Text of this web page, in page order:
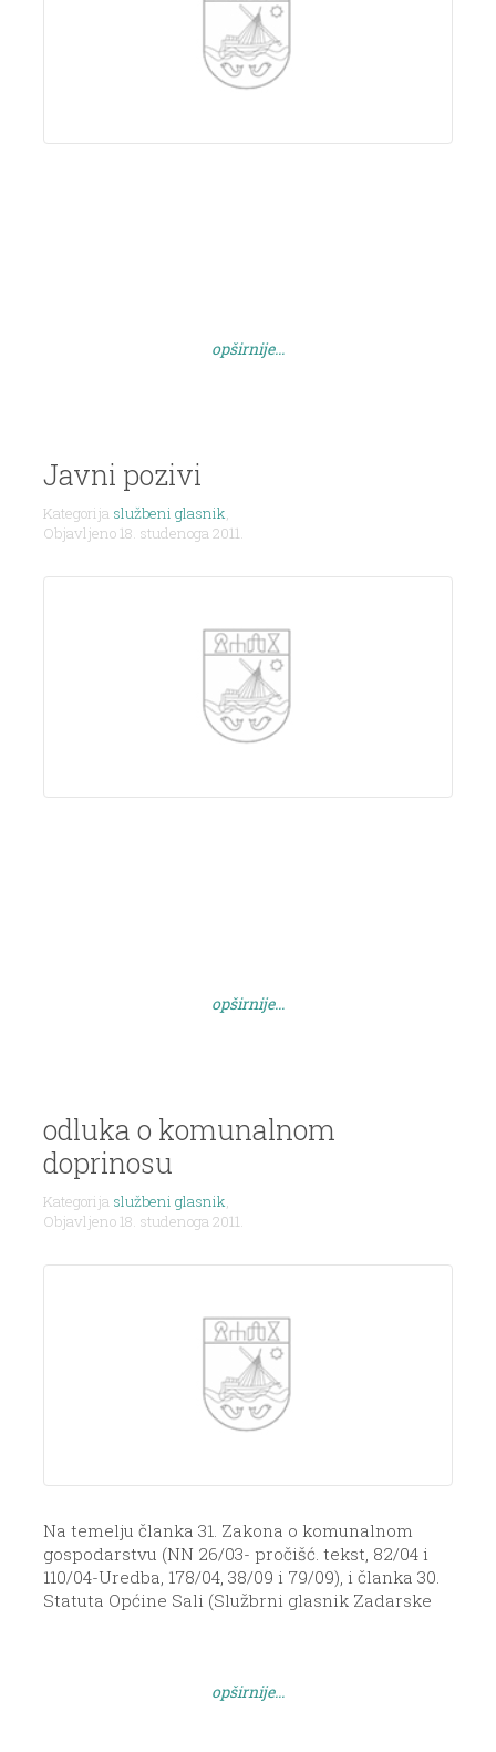
opširnije...
Javni pozivi
Kategorija službeni glasnik,
Objavljeno 18. studenoga 2011.
opširnije...
odluka o komunalnom
doprinosu
Kategorija službeni glasnik,
Objavljeno 18. studenoga 2011.
Na temelju članka 31. Zakona o komunalnom
gospodarstvu (NN 26/03- pročišć. tekst, 82/04 i
110/04-Uredba, 178/04, 38/09 i 79/09), i članka 30.
Statuta Općine Sali (Službrni glasnik Zadarske
KOMUNALNOM DOPRINOSU Općine Sali […]
opširnije...